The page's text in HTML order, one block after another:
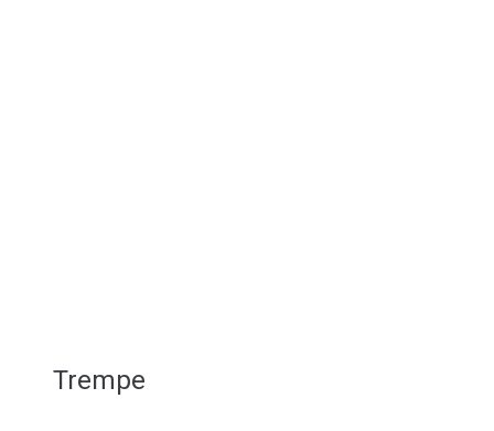
Trempe